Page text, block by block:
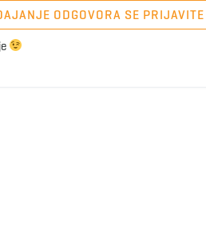
ODGOVORA SE PRIJAVITE